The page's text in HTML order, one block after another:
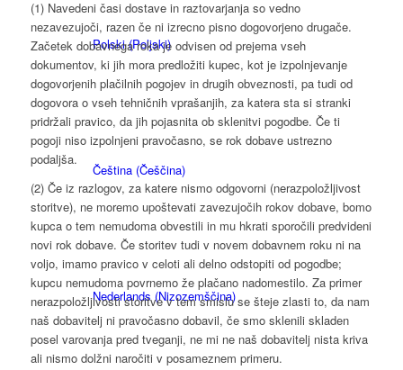
Polski(Poljski)
Čeština(Češčina)
Nederlands (Nizozemščina)
(1) Navedeni časi dostave in raztovarjanja so vedno
nezavezujoči, razen če ni izrecno pisno dogovorjeno drugače.
Začetek dobavnega roka je odvisen od prejema vseh
dokumentov, ki jih mora predložiti kupec, kot je izpolnjevanje
dogovorjenih plačilnih pogojev in drugih obveznosti, pa tudi od
dogovora o vseh tehničnih vprašanjih, za katera sta si stranki
pridržali pravico, da jih pojasnita ob sklenitvi pogodbe. Če ti
pogoji niso izpolnjeni pravočasno, se rok dobave ustrezno
podaljša.
(2) Če iz razlogov, za katere nismo odgovorni (nerazpoložljivost
storitve), ne moremo upoštevati zavezujočih rokov dobave, bomo
kupca o tem nemudoma obvestili in mu hkrati sporočili predvideni
novi rok dobave. Če storitev tudi v novem dobavnem roku ni na
voljo, imamo pravico v celoti ali delno odstopiti od pogodbe;
kupcu nemudoma povrnemo že plačano nadomestilo. Za primer
nerazpoložljivosti storitve v tem smislu se šteje zlasti to, da nam
naš dobavitelj ni pravočasno dobavil, če smo sklenili skladen
posel varovanja pred tveganji, ne mi ne naš dobavitelj nista kriva
ali nismo dolžni naročiti v posameznem primeru.